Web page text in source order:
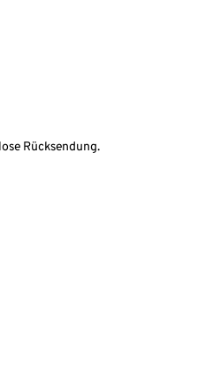
Rücksendung.